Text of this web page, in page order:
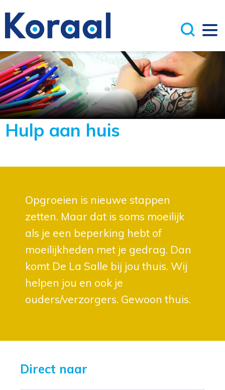
Hulp aan huis
Opgroeien is nieuwe stappen
zetten. Maar dat is soms moeilijk
als je een beperking hebt of
moeilijkheden met je gedrag. Dan
komt De La Salle bij jou thuis. Wij
helpen jou en ook je
ouders/verzorgers. Gewoon thuis.
Direct naar